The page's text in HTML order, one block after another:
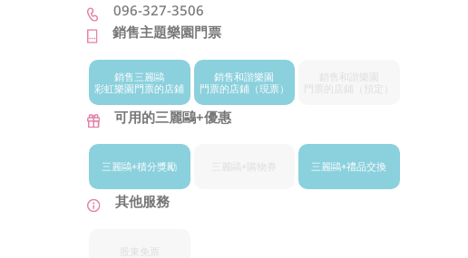
096-327-3506
銷售主題樂園門票
銷售三麗鷗
彩虹樂園門票的店鋪
銷售和諧樂園
門票的店鋪（現票）
銷售和諧樂園
門票的店鋪
（預定）
可用的三麗鷗+優惠
三麗鷗+積分獎勵 三麗鷗+ 三麗鷗+禮品交換
其他服務
股東免票